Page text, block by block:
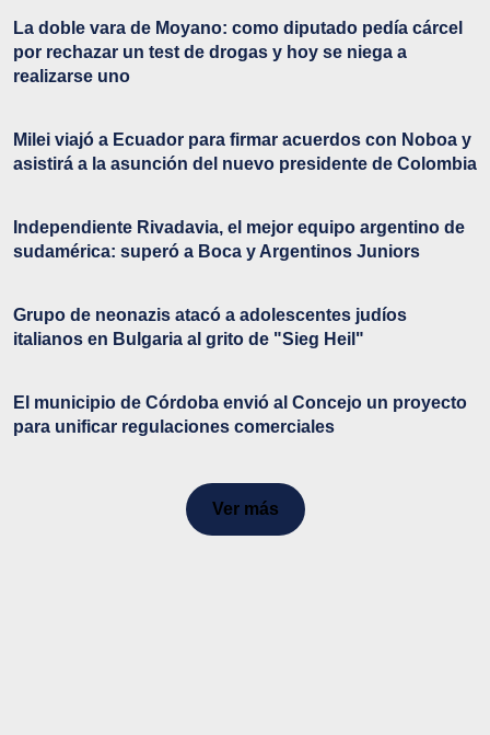
La doble vara de Moyano: como diputado pedía cárcel
por rechazar un test de drogas y hoy se niega a
realizarse uno
Milei viajó a Ecuador para firmar acuerdos con Noboa y
asistirá a la asunción del nuevo presidente de Colombia
Independiente Rivadavia, el mejor equipo argentino de
sudamérica: superó a Boca y Argentinos Juniors
Grupo de neonazis atacó a adolescentes judíos
italianos en Bulgaria al grito de "Sieg Heil"
El municipio de Córdoba envió al Concejo un proyecto
para unificar regulaciones comerciales
Ver más